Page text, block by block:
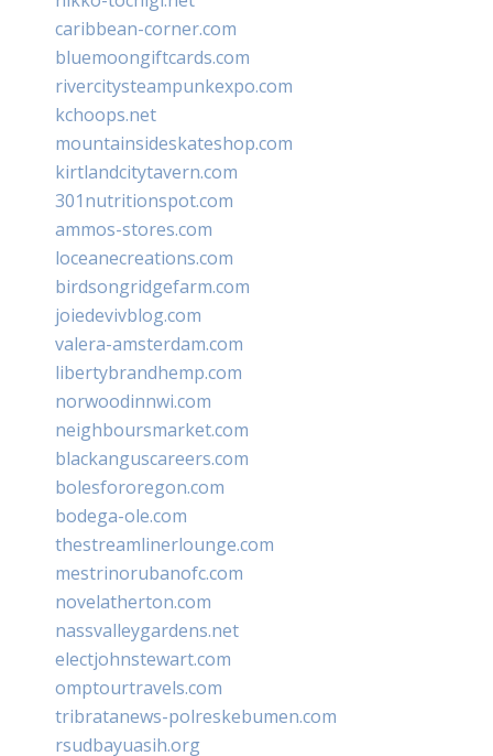
caribbean-corner.com
bluemoongiftcards.com
rivercitysteampunkexpo.com
kchoops.net
mountainsideskateshop.com
kirtlandcitytavern.com
301nutritionspot.com
ammos-stores.com
loceanecreations.com
birdsongridgefarm.com
joiedevivblog.com
valera-amsterdam.com
libertybrandhemp.com
norwoodinnwi.com
neighboursmarket.com
blackanguscareers.com
bolesfororegon.com
bodega-ole.com
thestreamlinerlounge.com
mestrinorubanofc.com
novelatherton.com
nassvalleygardens.net
electjohnstewart.com
omptourtravels.com
tribratanews-polreskebumen.com
rsudbayuasih.org